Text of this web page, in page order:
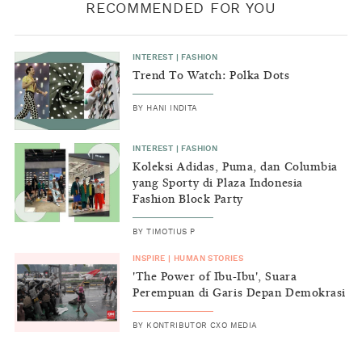
RECOMMENDED FOR YOU
INTEREST FASHION
Trend To Watch: Polka Dots
BY HANI INDITA
INTEREST FASHION
Koleksi Adidas, Puma, dan Columbia
yang Sporty di Plaza Indonesia
Fashion Block Party
BYTIMOTIUS P
INSPIRE HUMAN STORIES
'The Power of Ibu-Ibu', Suara
Perempuan di Garis Depan Demokrasi
BY KONTRIBUTOR CXO MEDIA